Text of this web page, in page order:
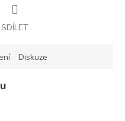
SDÍLET
Diskuze